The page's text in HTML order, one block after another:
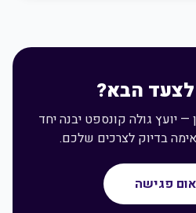
לצעד הבא?
— יועץ גולה קונספט יבנה יחד
בדיוק לצרכים שלכם.
פגישה